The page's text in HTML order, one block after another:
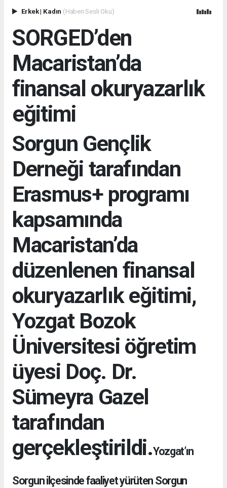
Erkek| Kadın (Haberi Sesli Oku)
SORGED’den
Macaristan’da
finansal okuryazarlık
eğitimi
Sorgun Gençlik
Derneği tarafından
Erasmus+ programı
kapsamında
Macaristan’da
düzenlenen finansal
okuryazarlık eğitimi,
Yozgat Bozok
Üniversitesi öğretim
üyesi Doç. Dr.
Sümeyra Gazel
tarafından
gerçekleştirildi.Yozgat’ın
Sorgun ilçesinde faaliyet yürüten Sorgun